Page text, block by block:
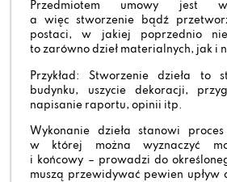
Przedmiotem umowy jest
a więc stworzenie bądź
postaci, w jakiej poprzednio
to zarówno dzieł materialnych, jak i
Przykład: Stworzenie dzieła to
budynku, uszycie dekoracji,
napisanie raportu, opinii itp.
Wykonanie dzieła stanowi
w której można wyznaczyć
i końcowy – prowadzi do
muszą przewidywać pewien upływ